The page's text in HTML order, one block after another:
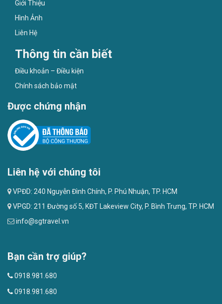
Giới Thiệu
Hình Ảnh
Liên Hệ
Thông tin cần biết
Điều khoản – Điều kiện
Chính sách bảo mật
Được chứng nhận
Liên hệ với chúng tôi
VPĐD: 240 Nguyễn Đình Chính, P. Phú Nhuận, TP. HCM
VPGD: 211 Đường số 5, KĐT Lakeview City, P. Bình Trưng, TP. HCM
info@sgtravel.vn
Bạn cần trợ giúp?
0918.981.680
0918.981.680